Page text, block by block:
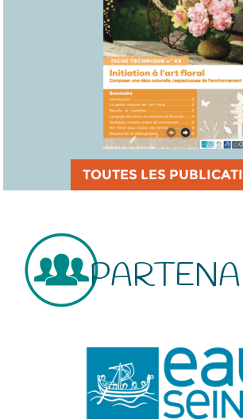
TOUTES LES